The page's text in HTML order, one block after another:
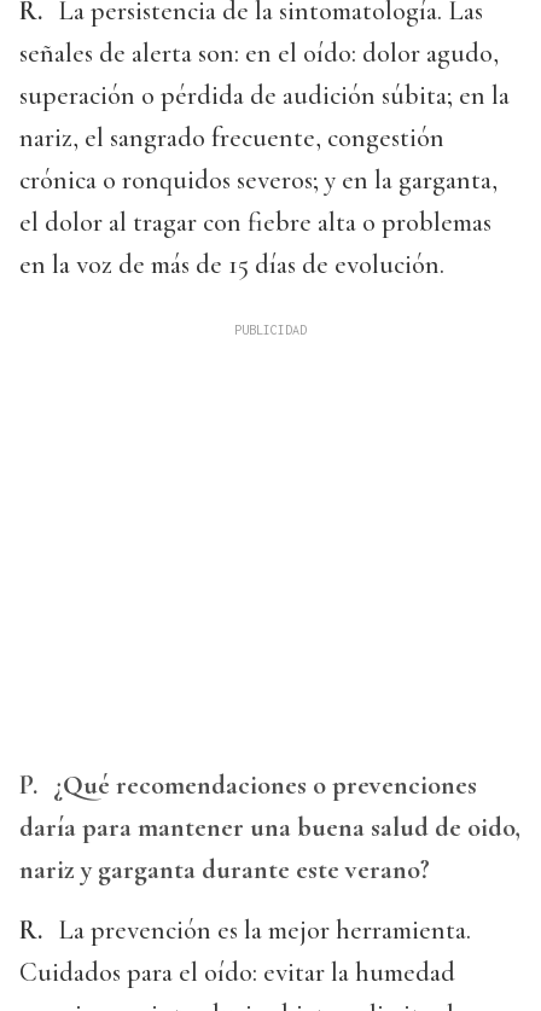
R. La persistencia de la sintomatología. Las
señales de alerta son: en el oído: dolor agudo,
superación o pérdida de audición súbita; en la
nariz, el sangrado frecuente, congestión
crónica o ronquidos severos; y en la garganta,
el dolor al tragar con fiebre alta o problemas
en la voz de más de 15 días de evolución.
P. ¿Qué recomendaciones o prevenciones
daría para mantener una buena salud de oido,
nariz y garganta durante este verano?
R. La prevención es la mejor herramienta.
Cuidados para el oído: evitar la humedad